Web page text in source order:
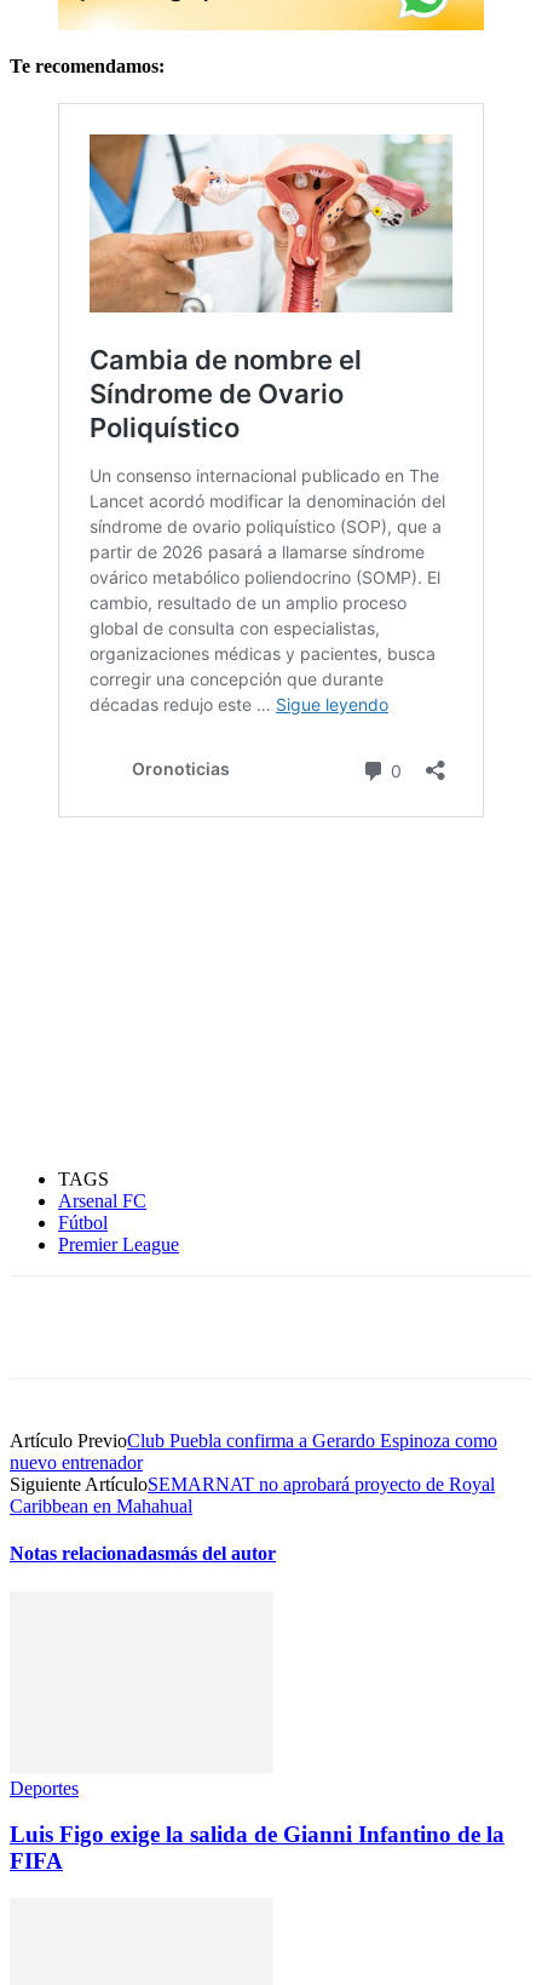
Te recomendamos:
TAGS
Arsenal FC
Fútbol
Premier League
Artículo PrevioClub Puebla confirma a Gerardo Espinoza como
nuevo entrenador
Siguiente ArtículoSEMARNAT no aprobará proyecto de Royal
Caribbean en Mahahual
Notas relacionadasmás del autor
Deportes
Luis Figo exige la salida de Gianni Infantino de la
FIFA